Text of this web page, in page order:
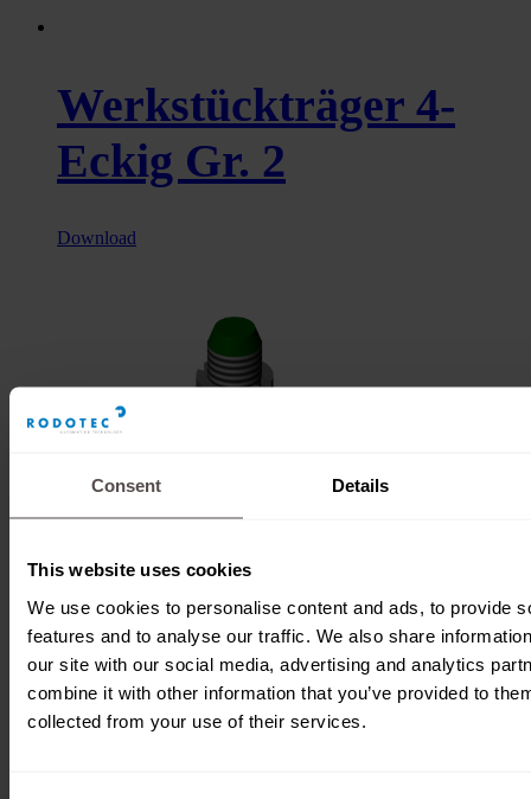
Consent Details
This website uses cookies
We use cookies to personalise content and ads, to provide
features and to analyse our traffic. We also share
our site with our social media, advertising and analytics
combine it with other information that you’ve provided to
collected from your use of their services.
Werkstückträger 4-
Eckig Gr. 2
Download
Initiator in Kunststoff